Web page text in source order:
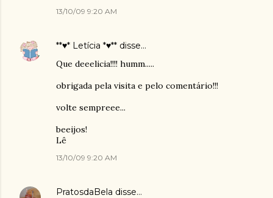
13/10/09 9:20 AM
**♥* Letícia *♥** disse…
Que deeelicia!!!! humm.....
obrigada pela visita e pelo comentário!!!
volte sempreee...
beeijos!
Lê
13/10/09 9:20 AM
PratosdaBela disse…